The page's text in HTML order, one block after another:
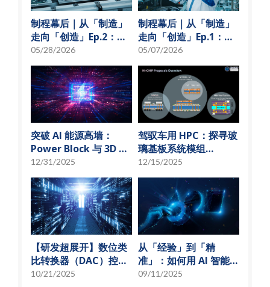
制程幕后｜从「制造」
走向「创造」Ep.2：
「从无到有」的技术革
新
05/28/2026
制程幕后｜从「制造」
走向「创造」Ep.1：揭
秘 USI技术先行军
05/07/2026
突破 AI 能源高墙：
Power Block 与 3D 微
小化解决方案
12/31/2025
驾驭车用 HPC：探寻玻
璃基板系统模组
(SoMoG) 技术的「最佳
甜蜜点」
12/15/2025
【研发超展开】数位类
比转换器（DAC）控制
偏压电流创新解决方
10/21/2025
从「经验」到「精
准」：如何用 AI 智能演
算法，实现高效射频预
09/11/2025